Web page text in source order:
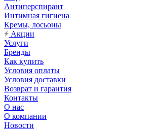
Антиперспирант
Интимная гигиена
Кремы, лосьоны
Акции
Услуги
Бренды
Как купить
Условия оплаты
Условия доставки
Возврат и гарантия
Контакты
О нас
О компании
Новости